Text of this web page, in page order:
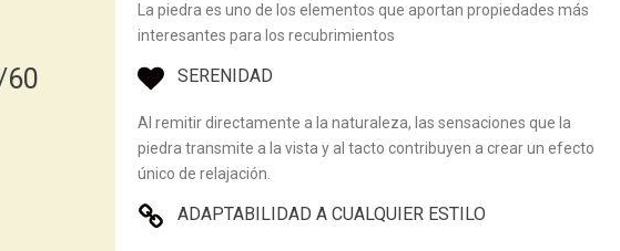
La piedra es uno de los elementos que aportan propiedades más
interesantes para los recubrimientos
SERENIDAD
Al remitir directamente a la naturaleza, las sensaciones que la
piedra transmite a la vista y al tacto contribuyen a crear un efecto
único de relajación.
ADAPTABILIDAD A CUALQUIER ESTILO